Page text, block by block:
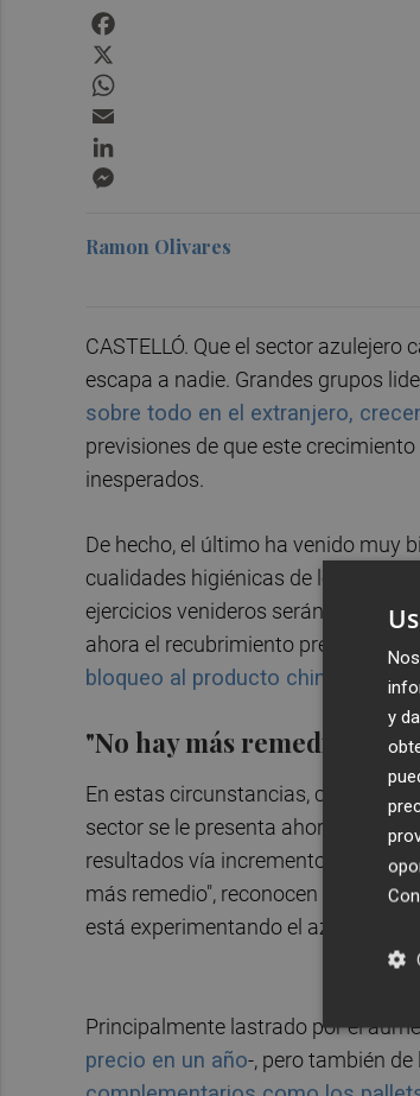
Ramon Olivares
CASTELLÓ. Que el sector
escapa a nadie. Grandes grupos
sobre todo en el extranjero,
previsiones de que este
inesperados.
De hecho, el último ha venido muy
cualidades higiénicas de los
ejercicios venideros serán todavía
ahora el recubrimiento preferido -
bloqueo al producto chino por la
"No hay más remedio"
En estas circunstancias, con
sector se le presenta ahora un reto
resultados vía incremento de
más remedio", reconocen a
Plaza
está experimentando el azulejo.
Principalmente lastrado por el
precio en un año-, pero también
y